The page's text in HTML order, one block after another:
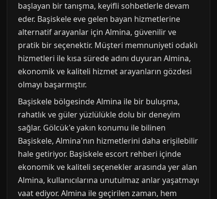
başlayan bir tanışma, keyifli sohbetlerle devam
eder. Başiskele eve gelen bayan hizmetlerine
alternatif arayanlar için Almina, güvenilir ve
pratik bir seçenektir. Müşteri memnuniyeti odaklı
hizmetleri ile kısa sürede adını duyuran Almina,
ekonomik ve kaliteli hizmet arayanların gözdesi
olmayı başarmıştır.
Başiskele bölgesinde Almina ile bir buluşma,
rahatlık ve güler yüzlülükle dolu bir deneyim
sağlar. Gölcük'e yakın konumu ile bilinen
Başiskele, Almina'nın hizmetlerini daha erişilebilir
hale getiriyor. Başiskele escort rehberi içinde
ekonomik ve kaliteli seçenekler arasında yer alan
Almina, kullanıcılarına unutulmaz anlar yaşatmayı
vaat ediyor. Almina ile geçirilen zaman, hem